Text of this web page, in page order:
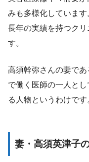
みも多様化していま
長年の実績を持つク
す。
高須幹弥さんの妻で
で働く医師の一人と
る人物というわけです
妻・高須英津子